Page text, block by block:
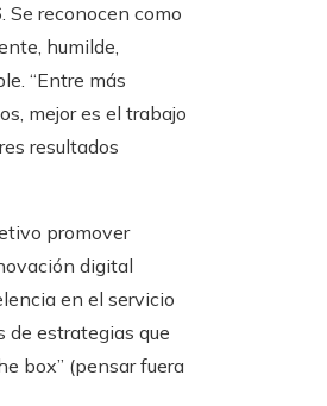
Se reconocen como
humilde,
“Entre más
mejor es el trabajo
resultados
promover
digital
en el servicio
de estrategias que
box” (pensar fuera